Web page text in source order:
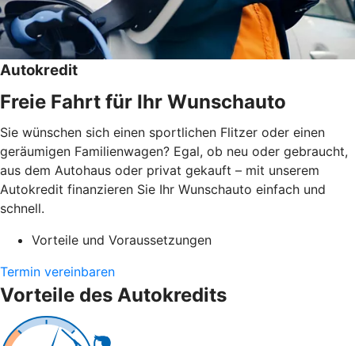
Autokredit
Freie Fahrt für Ihr Wunschauto
Sie wünschen sich einen sportlichen Flitzer oder einen
geräumigen Familienwagen? Egal, ob neu oder gebraucht,
aus dem Autohaus oder privat gekauft – mit unserem
Autokredit finanzieren Sie Ihr Wunschauto einfach und
schnell.
Vorteile und Voraussetzungen
Termin vereinbaren
Vorteile des Autokredits